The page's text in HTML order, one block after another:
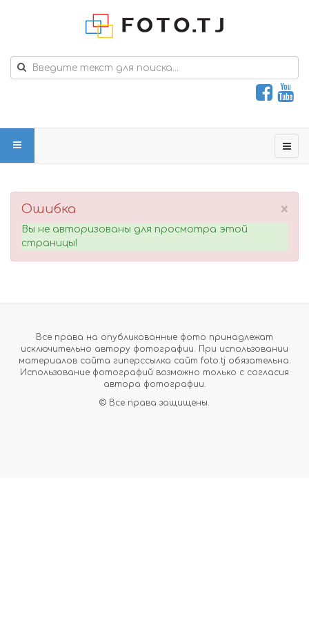
×
Ошибка
Вы не авторизованы для просмотра этой
страницы!
Все права на опубликованные фото принадлежат
исключительно автору фотографии. При использовании
материалов сайта гиперссылка сайт foto.tj обязательна.
Использование фотографий возможно только с согласия
автора фотографии.
© Все права защищены.